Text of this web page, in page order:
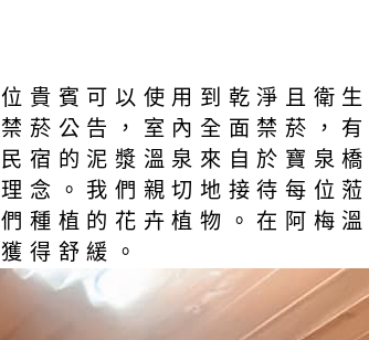
貴賓可以使用到乾淨且衛
菸公告，室內全面禁菸，
宿的泥漿溫泉來自於寶泉
念。我們親切地接待每位
種植的花卉植物。在阿梅
得舒緩。